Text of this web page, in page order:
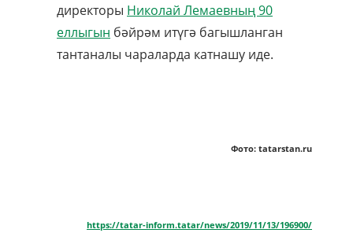
директоры Николай Лемаевның 90
еллыгын бәйрәм итүгә багышланган
тантаналы чараларда катнашу иде.
Фото: tatarstan.ru
https://tatar-inform.tatar/news/2019/11/13/196900/